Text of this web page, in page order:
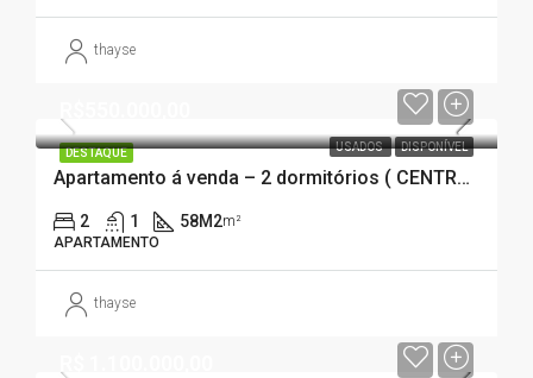
thayse
DESTAQUE USADOS DISPONÍVEL
Apartamento á venda – 2 dormitórios ( CENTRO – FLORIANÓPOLIS)
2 1 58M2m²
APARTAMENTO
thayse